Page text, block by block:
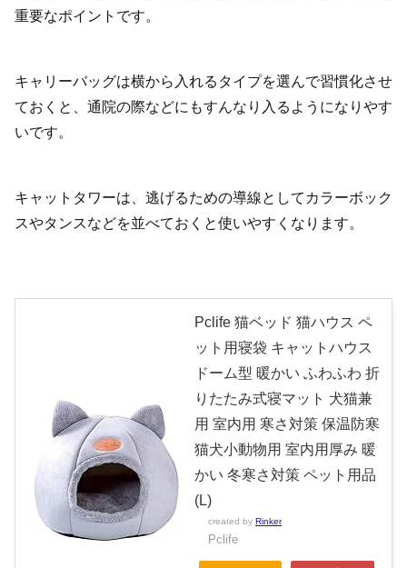
重要なポイントです。
キャリーバッグは横から入れるタイプを選んで習慣化させ
ておくと、通院の際などにもすんなり入るようになりやす
いです。
キャットタワーは、逃げるための導線としてカラーボック
スやタンスなどを並べておくと使いやすくなります。
Pclife 猫ベッド 猫ハウス ペ
ット用寝袋 キャットハウス
ドーム型 暖かい ふわふわ 折
りたたみ式寝マット 犬猫兼
用 室内用 寒さ対策 保温防寒
猫犬小動物用 室内用厚み 暖
かい 冬寒さ対策 ペット用品
(L)
created by Rinker
Pclife